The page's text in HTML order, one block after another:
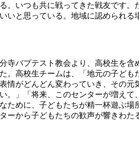
。いつも共に戦ってきた戦友です
いと思っている。地域に認められ
寺バプテスト教会より、高校生を
。高校生チームは、「地元の子ど
情がどんどん変わっていき、その
。」「将来、このセンターが増え
ために、子どもたちが精一杯遊ぶ
から子どもたちの歓声が響きわ